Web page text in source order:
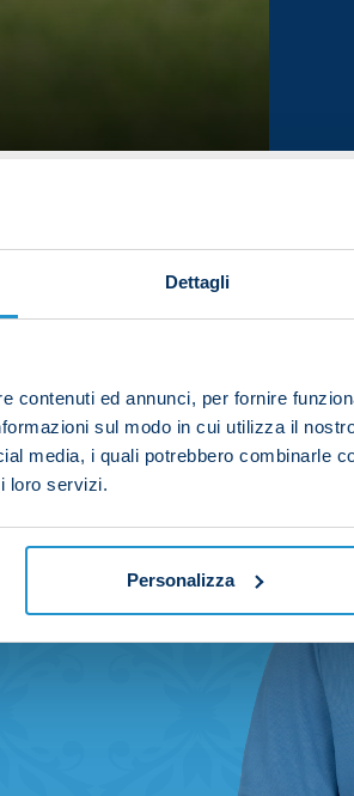
Dettagli
contenuti ed annunci, per fornire
sul modo in cui utilizza il
media, i quali potrebbero combinarle
loro servizi.
Personalizza